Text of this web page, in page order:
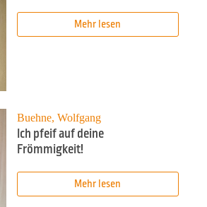
Mehr lesen
Buehne, Wolfgang
Ich pfeif auf deine
Frömmigkeit!
Mehr lesen